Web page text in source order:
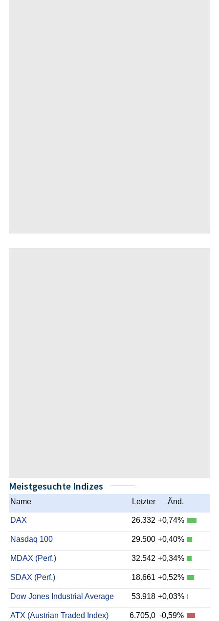
Meistgesuchte Indizes
Name Letzter Änd.
DAX 26.332 +0,74%
Nasdaq 100 29.500 +0,40%
MDAX (Perf.) 32.542 +0,34%
SDAX (Perf.) 18.661 +0,52%
Dow Jones Industrial Average 53.918 +0,03%
ATX (Austrian Traded Index) 6.705,0 -0,59%